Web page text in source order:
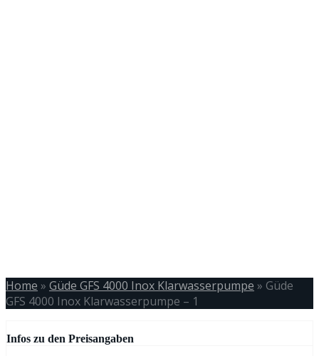
Home » Güde GFS 4000 Inox Klarwasserpumpe » Güde
GFS 4000 Inox Klarwasserpumpe – 1
Infos zu den Preisangaben